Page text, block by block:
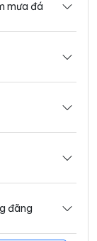
mưa đá
đãng